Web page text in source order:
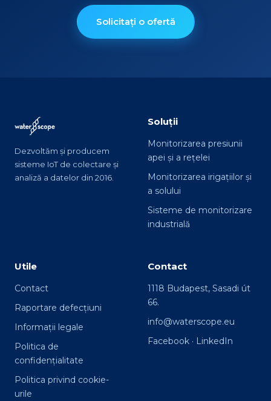
Solicitați o ofertă
Dezvoltăm și producem
sisteme IoT de colectare și
analiză a datelor din 2016.
Soluții
Monitorizarea presiunii
apei și a rețelei
Monitorizarea irigațiilor și
a solului
Sisteme de monitorizare
industrială
Utile
Contact
Raportare defecțiuni
Informații legale
Politica de
confidențialitate
Politica privind cookie-
urile
Contact
1118 Budapest, Sasadi út
66.
info@waterscope.eu
Facebook · LinkedIn